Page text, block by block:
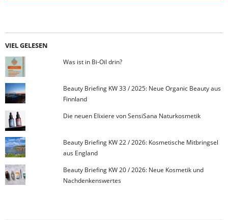
VIEL GELESEN
Was ist in Bi-Oil drin?
Beauty Briefing KW 33 / 2025: Neue Organic Beauty aus
Finnland
Die neuen Elixiere von SensiSana Naturkosmetik
Beauty Briefing KW 22 / 2026: Kosmetische Mitbringsel
aus England
Beauty Briefing KW 20 / 2026: Neue Kosmetik und
Nachdenkenswertes